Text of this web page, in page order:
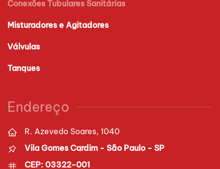
Conexões Tubulares Sanitárias
Misturadores e Agitadores
Válvulas
Tanques
Endereço
R. Azevedo Soares, 1040
Vila Gomes Cardim - São Paulo - SP
CEP: 03322-001